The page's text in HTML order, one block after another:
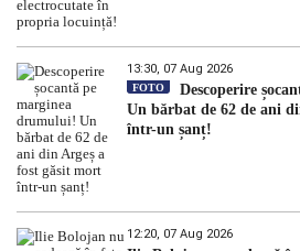
13:30, 07 Aug 2026
FOTO
Descoperire
Un bărbat de 62 de ani
într-un șanț!
12:20, 07 Aug 2026